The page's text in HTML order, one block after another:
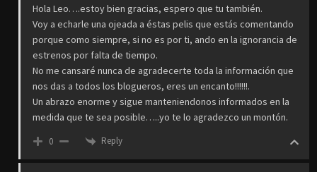
Hola Leo….estoy bien gracias, espero que tu también.
Voy a echarle una ojeada a éstas pelis que estás comentando
porque como siempre, si no es por ti, ando en la ignorancia de
estrenos por falta de tiempo.
No me cansaré nunca de agradecerte toda la información que
nos das a todos los blogueros, eres un encanto!!!!!!.
Un abrazo enorme y sigue manteniendonos informados en la
medida que te sea posible…..yo te lo agradezco un montón.
0 Reply